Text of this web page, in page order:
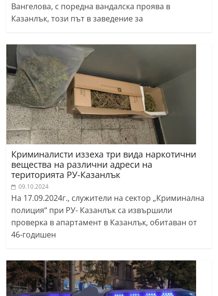
Вангелова, с поредна вандалска проява в
Казанлък, този път в заведение за
Криминалисти иззеха три вида наркотични
вещества на различни адреси на
територията РУ-Казанлък
09.10.2024
На 17.09.2024г., служители на сектор „Криминална
полиция“ при РУ- Казанлък са извършили
проверка в апартамент в Казанлък, обитаван от
46-годишен